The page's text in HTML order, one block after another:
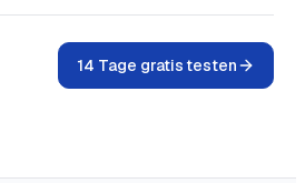
14 Tage gratis testen